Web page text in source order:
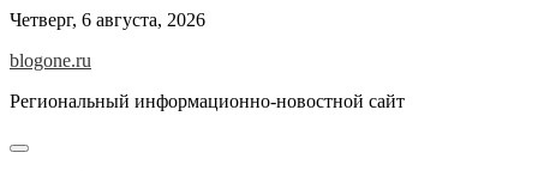
Перейти
содержимому
Четверг, 6 августа, 2026
blogone.ru
Региональный информационно-новостной сайт